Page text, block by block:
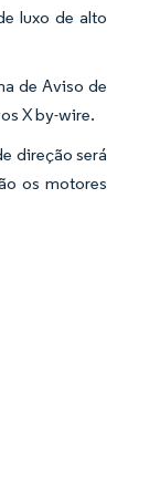
luxo de alto
de Aviso de
X by-wire.
direção será
os motores